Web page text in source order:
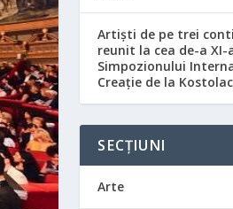
Artiști de pe trei
reunit la cea de-a XI-
Simpozionului
Creație de la
SECȚIUNI
Arte